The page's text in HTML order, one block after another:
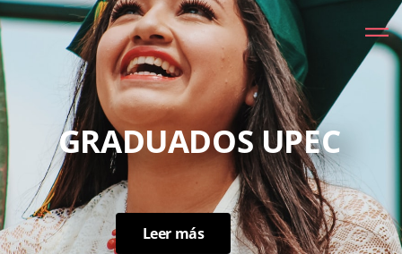
GRADUADOS UPEC
Leer más